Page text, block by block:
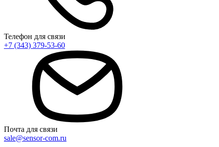
Телефон для связи
+7 (343) 379-53-60
Почта для связи
sale@sensor-com.ru